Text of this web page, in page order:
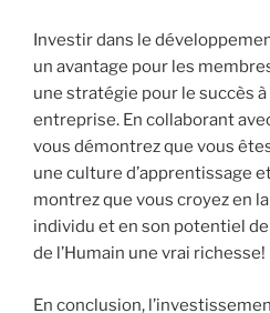
Investir dans le
un avantage pour les
une stratégie pour le succès
entreprise. En collaborant
vous démontrez que vous
une culture d’apprentissage
montrez que vous croyez en
individu et en son potentiel
de l’Humain une vrai richesse!
En conclusion,